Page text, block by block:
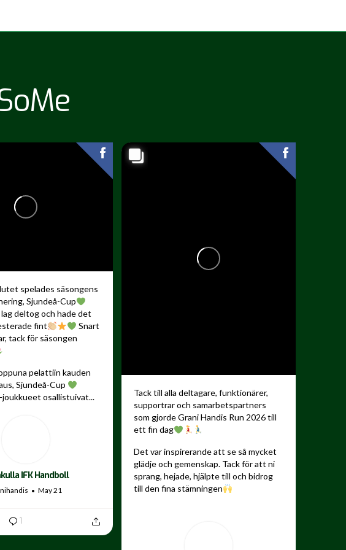
spelades säsongens
Sjundeå-Cup
deltog och hade det
fint
Snart
tack för säsongen
pelattiin kauden
Sjundeå-Cup
osallistuivat...
IFK Handboll
May 21
1
Tack till alla deltagare, funktionärer,
supportrar och samarbetspartners
som gjorde Grani Handis Run 2026 till
ett fin dag
Det var inspirerande att se så mycket
glädje och gemenskap. Tack för att ni
sprang, hejade, hjälpte till och bidrog
till den fina stämningen